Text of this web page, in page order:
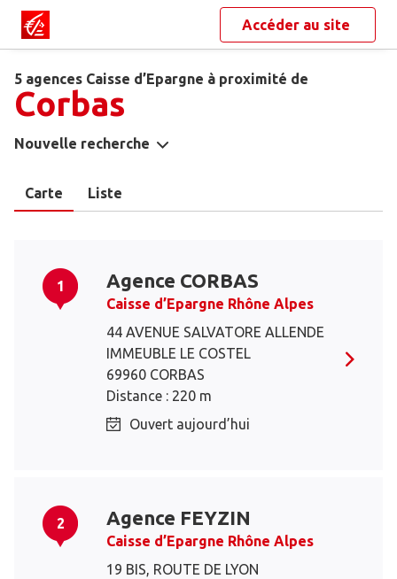
Accéder au site
5 agences Caisse d’Epargne à proximité de
Corbas
Nouvelle recherche
Carte Liste
1 Agence CORBAS
Caisse d’Epargne Rhône Alpes
44 AVENUE SALVATORE ALLENDE
IMMEUBLE LE COSTEL
69960 CORBAS
Distance : 220 m
Ouvert aujourd’hui
2 Agence FEYZIN
Caisse d’Epargne Rhône Alpes
19 BIS, ROUTE DE LYON